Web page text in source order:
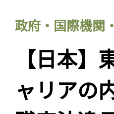
政府・国際機関
【日本
ャリアの